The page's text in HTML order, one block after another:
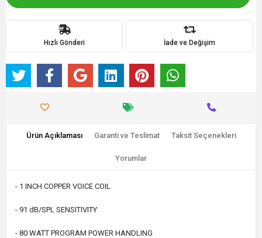
Hızlı Gönderi İade ve Değişim
Ürün Açıklaması Garanti ve Teslimat Taksit Seçenekleri
Yorumlar
- 1 INCH COPPER VOICE COIL
- 91 dB/SPL SENSITIVITY
- 80 WATT PROGRAM POWER HANDLING